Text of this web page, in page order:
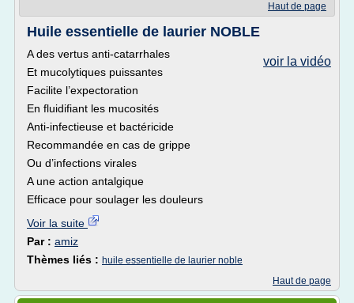
Haut de page
Huile essentielle de laurier NOBLE
voir la vidéo
A des vertus anti-catarrhales
Et mucolytiques puissantes
Facilite l’expectoration
En fluidifiant les mucosités
Anti-infectieuse et bactéricide
Recommandée en cas de grippe
Ou d’infections virales
A une action antalgique
Efficace pour soulager les douleurs
Voir la suite
Par : amiz
Thèmes liés : huile essentielle de laurier noble
Haut de page